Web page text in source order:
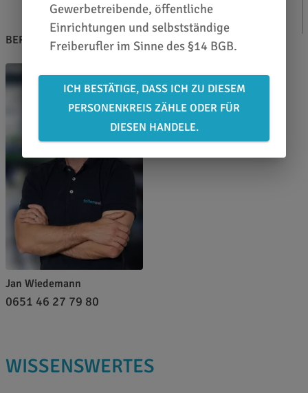
ÜBERSICHT
BERATEN LASSEN
Jan Wiedemann
0651 46 27 79 80
WISSENSWERTES
Gewerbetreibende, öffentliche
Einrichtungen und selbstständige
Freiberufler im Sinne des §14 BGB.
ICH BESTÄTIGE, DASS ICH ZU DIESEM
PERSONENKREIS ZÄHLE ODER FÜR
DIESEN HANDELE.